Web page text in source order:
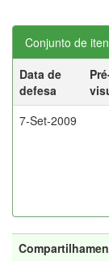
Conjunto de
Data de
defesa
7-Set-2009